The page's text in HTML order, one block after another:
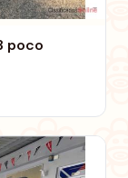
poco